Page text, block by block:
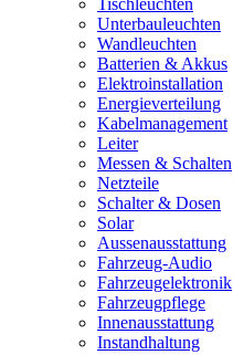
Tischleuchten
Unterbauleuchten
Wandleuchten
Batterien & Akkus
Elektroinstallation
Energieverteilung
Kabelmanagement
Leiter
Messen & Schalten
Netzteile
Schalter & Dosen
Solar
Aussenausstattung
Fahrzeug-Audio
Fahrzeugelektronik
Fahrzeugpflege
Innenausstattung
Instandhaltung